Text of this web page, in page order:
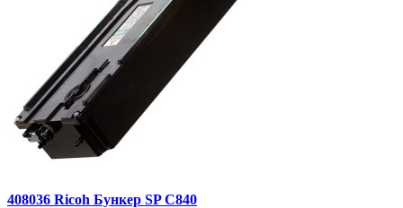
408036 Ricoh Бункер SP C840